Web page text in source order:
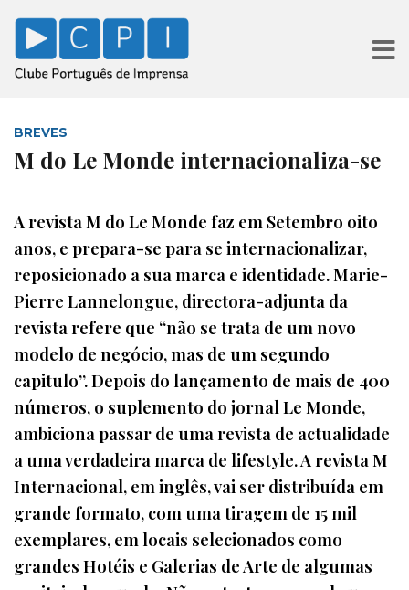
BREVES
M do Le Monde internacionaliza-se
A revista M do Le Monde faz em Setembro oito
anos, e prepara-se para se internacionalizar,
reposicionado a sua marca e identidade. Marie-
Pierre Lannelongue, directora-adjunta da
revista refere que “não se trata de um novo
modelo de negócio, mas de um segundo
capitulo”. Depois do lançamento de mais de 400
números, o suplemento do jornal Le Monde,
ambiciona passar de uma revista de actualidade
a uma verdadeira marca de lifestyle. A revista M
Internacional, em inglês, vai ser distribuída em
grande formato, com uma tiragem de 15 mil
exemplares, em locais selecionados como
grandes Hotéis e Galerias de Arte de algumas